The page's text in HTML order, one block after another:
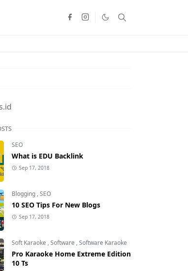
SEO
What is EDU Backlink
Sep 17, 2018
Blogging ,SEO
10 SEO Tips For New Blogs
Sep 17, 2018
Soft Karaoke ,Software ,Software Karaoke
Pro Karaoke Home Extreme Edition
10 Ts